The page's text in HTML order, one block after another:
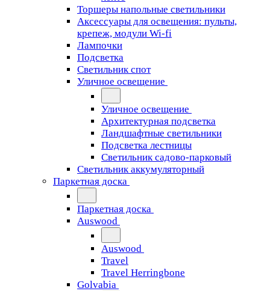
Торшеры напольные светильники
Аксессуары для освещения: пульты,
крепеж, модули Wi-fi
Лампочки
Подсветка
Светильник спот
Уличное освещение
Уличное освещение
Архитектурная подсветка
Ландшафтные светильники
Подсветка лестницы
Светильник садово-парковый
Светильник аккумуляторный
Паркетная доска
Паркетная доска
Auswood
Auswood
Travel
Travel Herringbone
Golvabia